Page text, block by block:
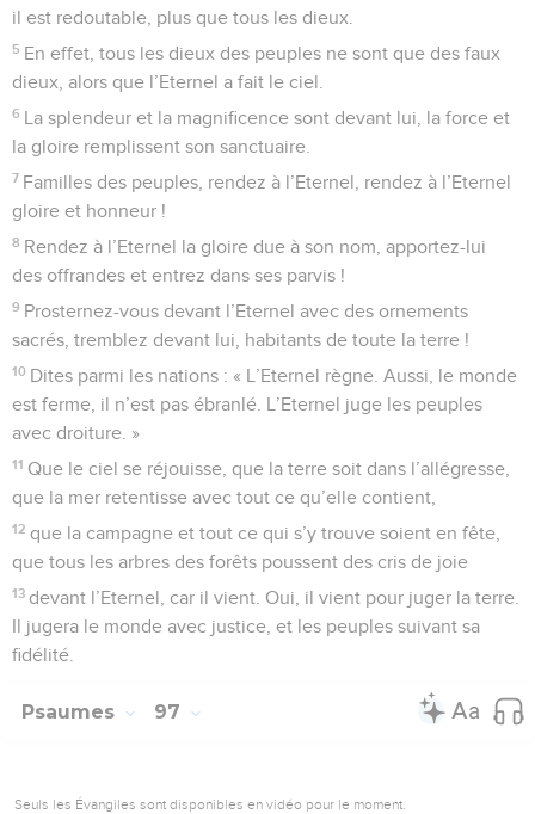
il est redoutable, plus que tous les dieux.
5 En effet, tous les dieux des peuples ne sont que des faux
dieux, alors que l’Eternel a fait le ciel.
6 La splendeur et la magnificence sont devant lui, la force et
la gloire remplissent son sanctuaire.
7 Familles des peuples, rendez à l’Eternel, rendez à l’Eternel
gloire et honneur !
8 Rendez à l’Eternel la gloire due à son nom, apportez-lui
des offrandes et entrez dans ses parvis !
9 Prosternez-vous devant l’Eternel avec des ornements
sacrés, tremblez devant lui, habitants de toute la terre !
10 Dites parmi les nations : « L’Eternel règne. Aussi, le monde
est ferme, il n’est pas ébranlé. L’Eternel juge les peuples
avec droiture. »
11 Que le ciel se réjouisse, que la terre soit dans l’allégresse,
que la mer retentisse avec tout ce qu’elle contient,
12 que la campagne et tout ce qui s’y trouve soient en fête,
que tous les arbres des forêts poussent des cris de joie
13 devant l’Eternel, car il vient. Oui, il vient pour juger la terre.
Il jugera le monde avec justice, et les peuples suivant sa
fidélité.
Psaumes 97
Seuls les Évangiles sont disponibles en vidéo pour le moment.